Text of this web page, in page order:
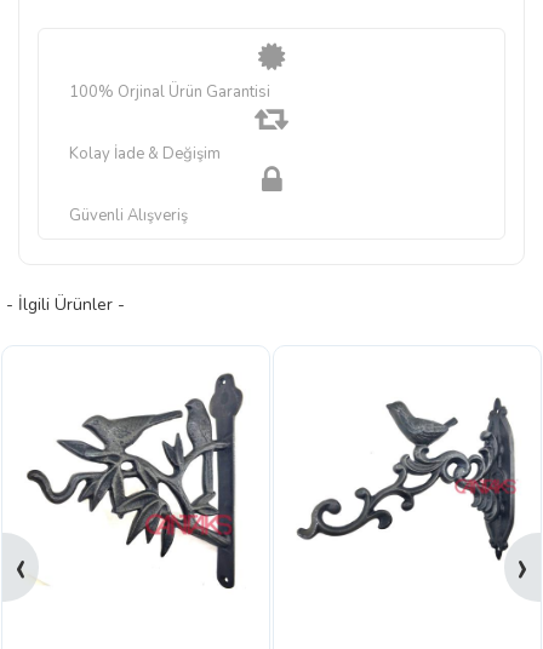
100% Orjinal Ürün Garantisi
Kolay İade & Değişim
Güvenli Alışveriş
- İlgili Ürünler -
‹ ›